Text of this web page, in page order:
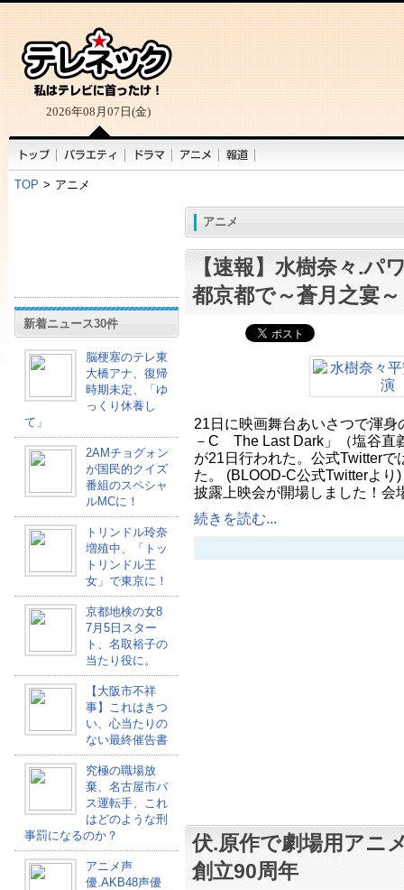
2026年08月07日(金)
TOP > アニメ
新着ニュース30件
脳梗塞のテレ東
大橋アナ、復帰
時期未定、「ゆ
っくり休養し
て」
2AMチョグォン
が国民的クイズ
番組のスペシャ
ルMCに！
トリンドル玲奈
増殖中、「トッ
トリンドル王
女」で東京に！
京都地検の女8
7月5日スター
ト、名取裕子の
当たり役に。
【大阪市不祥
事】これはきつ
い、心当たりの
ない最終催告書
究極の職場放
棄、名古屋市バ
ス運転手、これ
はどのような刑
事罰になるのか？
アニメ声
優.AKB48声優
アニメ
【速報】水樹奈々.パ
都京都で～蒼月之宴～
21日に映画舞台あいさつで渾
－C The Last Dark」（塩谷直
が21日行われた。公式Twitterで
た。 (BLOOD-C公式Twitterよ
披露上映会が開場しました！
続きを読む...
伏.原作で劇場用アニ
創立90周年